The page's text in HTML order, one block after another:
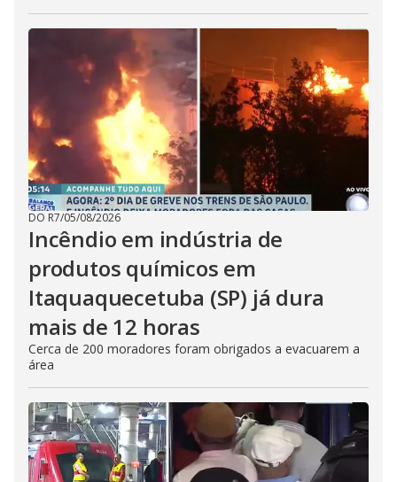
DO R7/05/08/2026
Incêndio em indústria de
produtos químicos em
Itaquaquecetuba (SP) já dura
mais de 12 horas
Cerca de 200 moradores foram obrigados a evacuarem a
área